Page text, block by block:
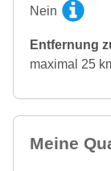
Nein
Entfernung
maximal 25
Meine